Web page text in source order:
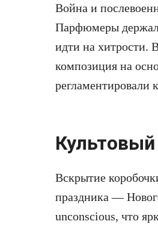
Война и
Парфюмеры
идти на хитрости.
композиция на
регламентировали
Вскрытие
праздника —
unconscious, что